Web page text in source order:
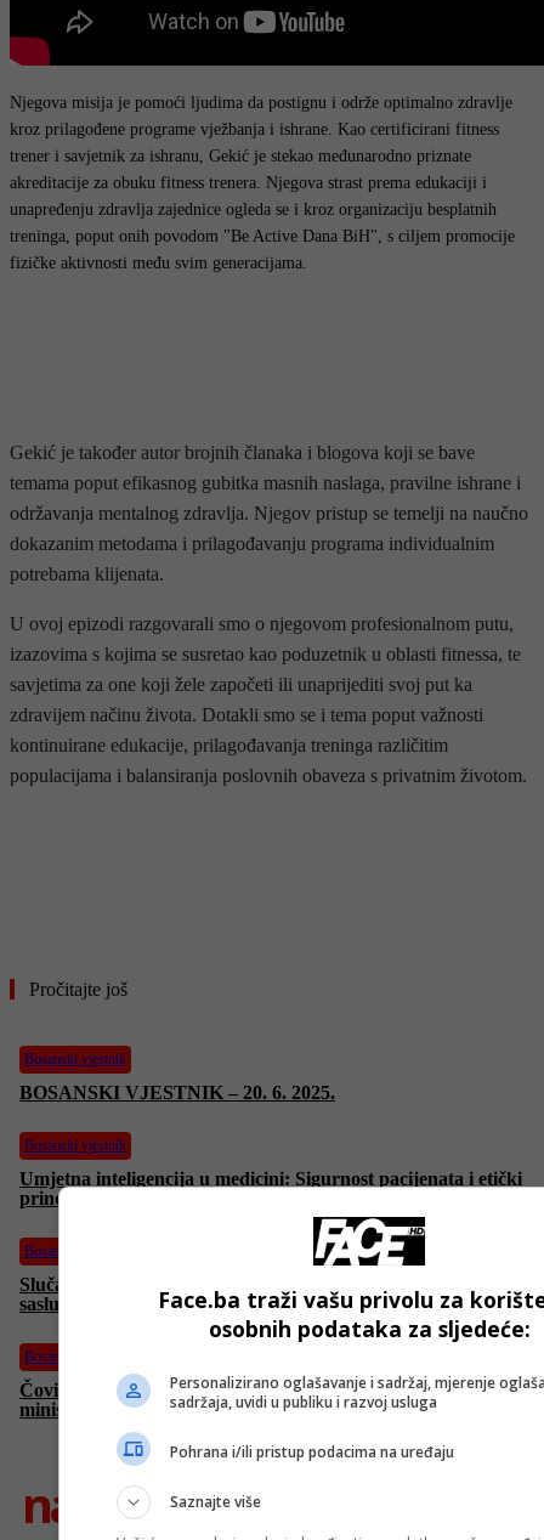
Njegova misija je pomoći ljudima da postignu i održe optimalno zdravlje
kroz prilagođene programe vježbanja i ishrane. Kao certificirani fitness
trener i savjetnik za ishranu, Gekić je stekao međunarodno priznate
akreditacije za obuku fitness trenera. Njegova strast prema edukaciji i
unapređenju zdravlja zajednice ogleda se i kroz organizaciju besplatnih
treninga, poput onih povodom "Be Active Dana BiH", s ciljem promocije
fizičke aktivnosti među svim generacijama.
Gekić je također autor brojnih članaka i blogova koji se bave
temama poput efikasnog gubitka masnih naslaga, pravilne ishrane i
održavanja mentalnog zdravlja. Njegov pristup se temelji na naučno
dokazanim metodama i prilagođavanju programa individualnim
potrebama klijenata.
U ovoj epizodi razgovarali smo o njegovom profesionalnom putu,
izazovima s kojima se susretao kao poduzetnik u oblasti fitnessa, te
savjetima za one koji žele započeti ili unaprijediti svoj put ka
zdravijem načinu života. Dotakli smo se i tema poput važnosti
kontinuirane edukacije, prilagođavanja treninga različitim
populacijama i balansiranja poslovnih obaveza s privatnim životom.
Pročitajte još
Bosanski vjestnik
BOSANSKI VJESTNIK – 20. 6. 2025.
Bosanski vjestnik
Umjetna inteligencija u medicini: Sigurnost pacijenata i etički
principi na prvom mjestu!
Bosanski vjestnik
Slučaj Viaduct: SIPA saslušala više od pet osoba, navodno
saslušani i pojedinci iz Vijeća ministara?
Bosanski vjestnik
Čović razvalio plan Trojke: Nema rekonstrukcije Vijeća
ministara! Vuković: Srbi nisu zastupljeni!
najnovije
Face.ba traži vašu privolu za
osobnih podataka za sljedeće:
Personalizirano oglašavanje i sadržaj, mjerenje
sadržaja, uvidi u publiku i razvoj usluga
Pohrana i/ili pristup podacima na uređaju
Saznajte više